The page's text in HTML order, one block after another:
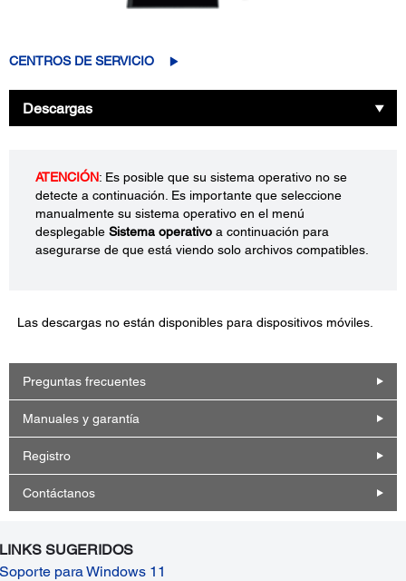
CENTROS DE SERVICIO
Descargas
ATENCIÓN: Es posible que su sistema operativo no se
detecte a continuación. Es importante que seleccione
manualmente su sistema operativo en el menú
desplegable Sistema operativo a continuación para
asegurarse de que está viendo solo archivos compatibles.
Las descargas no están disponibles para dispositivos móviles.
Preguntas frecuentes
Manuales y garantía
Registro
Contáctanos
LINKS SUGERIDOS
Soporte para Windows 11